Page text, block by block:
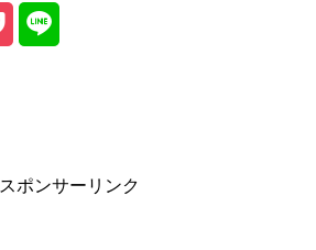
スポンサーリンク